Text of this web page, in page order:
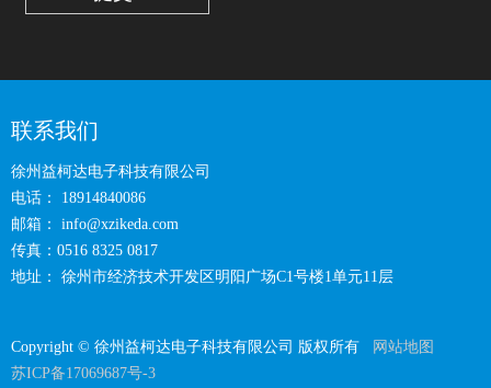
联系我们
徐州益柯达电子科技有限公司
电话： 18914840086
邮箱：
info@xzikeda.com
传真：0516 8325 0817
地址： 徐州市经济技术开发区明阳广场C1号楼1单元11层
Copyright © 徐州益柯达电子科技有限公司 版权所有
网站地图
苏ICP备17069687号-3